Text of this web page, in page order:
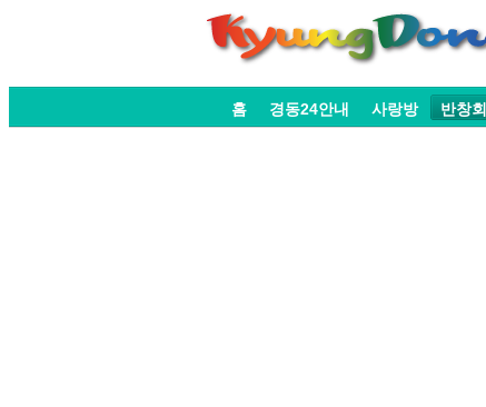
홈 경동24안내 사랑방 반창회